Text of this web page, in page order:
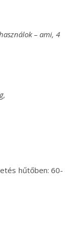
– ami, 4
hűtőben: 60-